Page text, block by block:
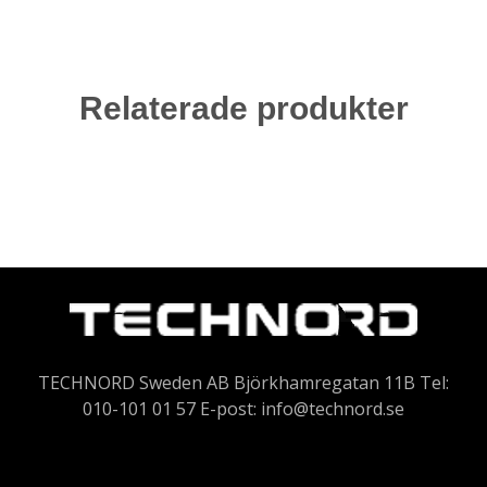
Relaterade produkter
TECHNORD Sweden AB Björkhamregatan 11B Tel:
010-101 01 57 E-post: info@technord.se